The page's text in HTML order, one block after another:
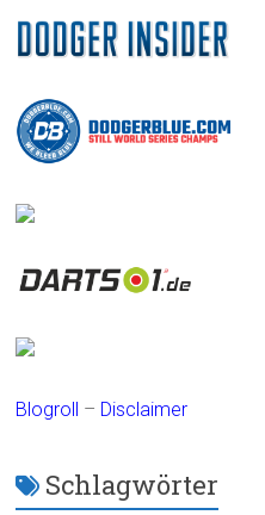
Blogroll – Disclaimer
Schlagwörter